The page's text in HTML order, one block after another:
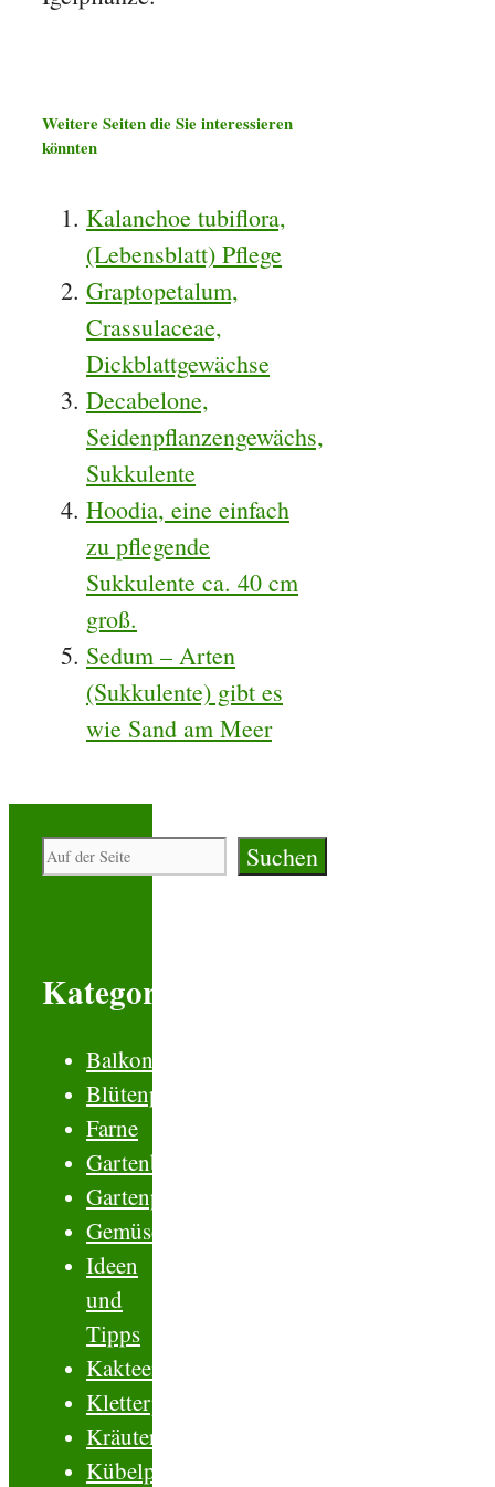
Weitere Seiten die Sie interessieren
könnten
Kalanchoe tubiflora,
(Lebensblatt) Pflege
Graptopetalum,
Crassulaceae,
Dickblattgewächse
Decabelone,
Seidenpflanzengewächs,
Sukkulente
Hoodia, eine einfach
zu pflegende
Sukkulente ca. 40 cm
groß.
Sedum – Arten
(Sukkulente) gibt es
wie Sand am Meer
Suchen Suchen
Kategorien
Balkonblumen
Blütenpflanzen
Farne
Gartenboden
Gartenplanung
Gemüse
Ideen
und
Tipps
Kakteen
Kletterpflanzen
Kräuter
Kübelpflanzen